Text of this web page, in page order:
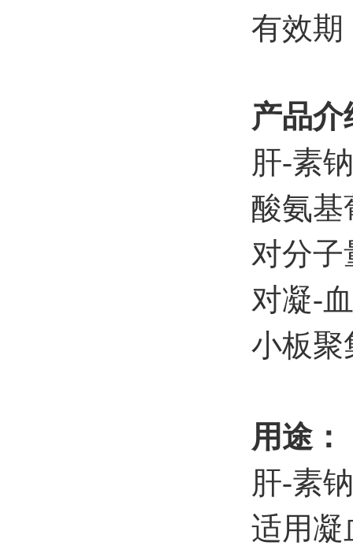
有效期
产品介
肝-素钠
酸氨基
对分子
对凝-
小板聚
用途：
肝-素
适用凝